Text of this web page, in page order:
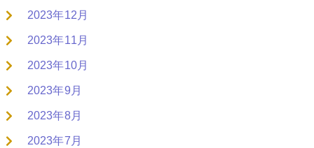
2023年12月
2023年11月
2023年10月
2023年9月
2023年8月
2023年7月